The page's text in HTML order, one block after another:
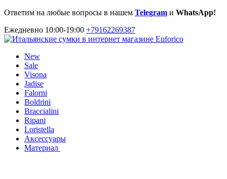
Ответим на любые вопросы в нашем Telegram и WhatsApp!
Ежедневно 10:00-19:00 +79162269387
New
Sale
Visona
Jadise
Falorni
Boldrini
Braccialini
Ripani
Loristella
Аксессуары
Материал